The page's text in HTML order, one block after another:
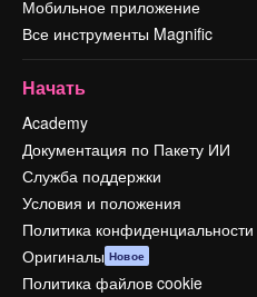
Мобильное приложение
Все инструменты Magnific
Начать
Academy
Документация по Пакету ИИ
Служба поддержки
Условия и положения
Политика конфиденциальности
Оригиналы Новое
Политика файлов cookie